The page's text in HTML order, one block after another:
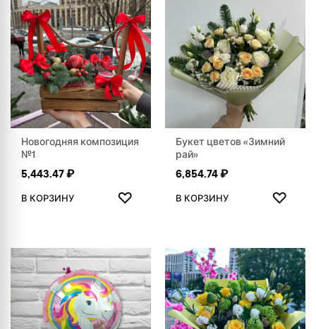
Новогодняя композиция
№1
5,443.47₽
В КОРЗИНУ ♡
ДОБАВИТЬ В ИЗБРАННОЕ
Букет цветов «Зимний
рай»
6,854.74₽
В КОРЗИНУ ♡